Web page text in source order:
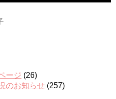
ージ (26)
のお知らせ (257)